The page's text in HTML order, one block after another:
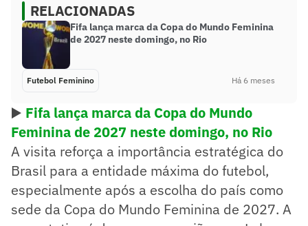
RELACIONADAS
Fifa lança marca da Copa do Mundo Feminina
de 2027 neste domingo, no Rio
Futebol Feminino Há 6 meses
▶️ Fifa lança marca da Copa do Mundo
Feminina de 2027 neste domingo, no Rio
A visita reforça a importância estratégica do
Brasil para a entidade máxima do futebol,
especialmente após a escolha do país como
sede da Copa do Mundo Feminina de 2027. A